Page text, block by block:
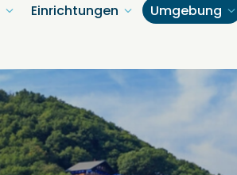
Einrichtungen Umgebung